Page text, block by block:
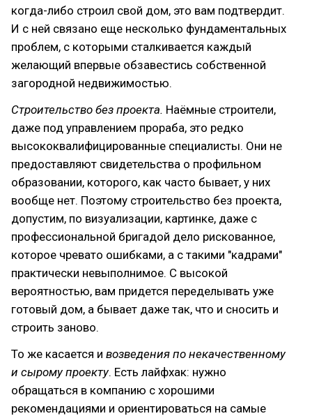
когда-либо строил свой дом, это вам подтвердит.
И с ней связано еще несколько фундаментальных
проблем, с которыми сталкивается каждый
желающий впервые обзавестись собственной
загородной недвижимостью.
Строительство без проекта. Наёмные строители,
даже под управлением прораба, это редко
высококвалифицированные специалисты. Они не
предоставляют свидетельства о профильном
образовании, которого, как часто бывает, у них
вообще нет. Поэтому строительство без проекта,
допустим, по визуализации, картинке, даже с
профессиональной бригадой дело рискованное,
которое чревато ошибками, а с такими "кадрами"
практически невыполнимое. С высокой
вероятностью, вам придется переделывать уже
готовый дом, а бывает даже так, что и сносить и
строить заново.
То же касается и возведения по некачественному
и сырому проекту. Есть лайфхак: нужно
обращаться в компанию с хорошими
рекомендациями и ориентироваться на самые